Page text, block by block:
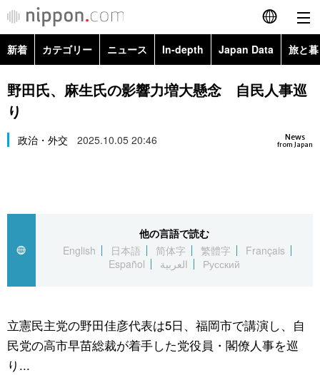
English
简体字
Русский
カテゴリー
経済・ビジネス
国際
文化
トップ
アーカイブ
In-depth
Japan Data
動画/Live
新着 カテゴリー ニュース In-depth Japan Data 旅と
政治・外交
経済・ビジネス
スポーツ・東京2020
Topics
野田氏、麻生氏の影響力増大懸念 自民人事巡
り
News
from Japan
政治・外交 2025.10.05 20:46
他の言語で読む
English
日本語 简体字 繁體字
Français
Español
العربية Русский
立憲民主党の野田佳彦代表は5日、福岡市で講演し、自
民党の高市早苗総裁が着手した党役員・閣僚人事を巡
り...